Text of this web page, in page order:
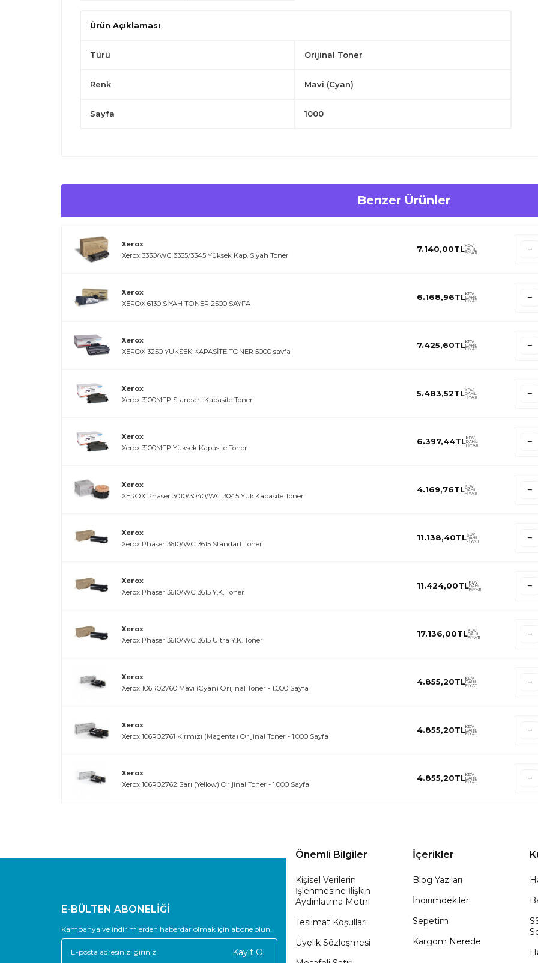
Ürün Açıklaması
Türü Orijinal Toner
Renk Mavi (Cyan)
Sayfa 1000
Benzer Ürünler
Xerox
Xerox 3330/WC 3335/3345 Yüksek Kap. Siyah Toner
7.140,00TLKDV
DAHİL
FİYATI
Xerox
XEROX 6130 SİYAH TONER 2500 SAYFA
6.168,96TLKDV
DAHİL
FİYATI
Xerox
XEROX 3250 YÜKSEK KAPASİTE TONER 5000 sayfa
7.425,60TLKDV
DAHİL
FİYATI
Xerox
Xerox 3100MFP Standart Kapasite Toner
5.483,52TLKDV
DAHİL
FİYATI
Xerox
Xerox 3100MFP Yüksek Kapasite Toner
6.397,44TLKDV
DAHİL
FİYATI
Xerox
XEROX Phaser 3010/3040/WC 3045 Yük.Kapasite Toner
4.169,76TLKDV
DAHİL
FİYATI
Xerox
Xerox Phaser 3610/WC 3615 Standart Toner
11.138,40TLKDV
DAHİL
FİYATI
Xerox
Xerox Phaser 3610/WC 3615 Y,K, Toner
11.424,00TLKDV
DAHİL
FİYATI
Xerox
Xerox Phaser 3610/WC 3615 Ultra Y.K. Toner
17.136,00TLKDV
DAHİL
FİYATI
Xerox
Xerox 106R02760 Mavi (Cyan) Orijinal Toner - 1.000 Sayfa
4.855,20TLKDV
DAHİL
FİYATI
Xerox
Xerox 106R02761 Kırmızı (Magenta) Orijinal Toner - 1.000 Sayfa
4.855,20TLKDV
DAHİL
FİYATI
Xerox
Xerox 106R02762 Sarı (Yellow) Orijinal Toner - 1.000 Sayfa
4.855,20TLKDV
DAHİL
FİYATI
E-BÜLTEN ABONELİĞİ
Kampanya ve indirimlerden haberdar olmak için abone olun.
Kayıt Ol
Önemli Bilgiler
Kişisel Verilerin
İşlenmesine İlişkin
Aydınlatma Metni
Teslimat Koşulları
Üyelik Sözleşmesi
İçerikler
Blog Yazıları
İndirimdekiler
Sepetim
Kargom Nerede